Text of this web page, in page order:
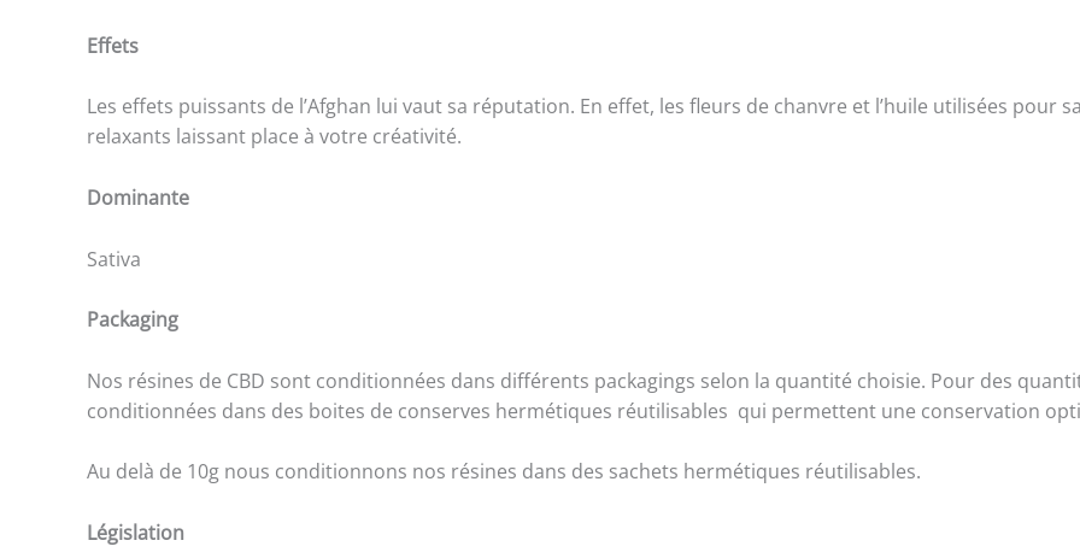
Effets
Les effets puissants de l’Afghan lui vaut sa réputation. En effet, les fleurs de chanvre et l’huile utilisées
relaxants laissant place à votre créativité.
Dominante
Sativa
Packaging
Nos résines de CBD sont conditionnées dans différents packagings selon la quantité choisie. Pour des
conditionnées dans des boites de conserves hermétiques réutilisables qui permettent une conservation
Au delà de 10g nous conditionnons nos résines dans des sachets hermétiques réutilisables.
Législation